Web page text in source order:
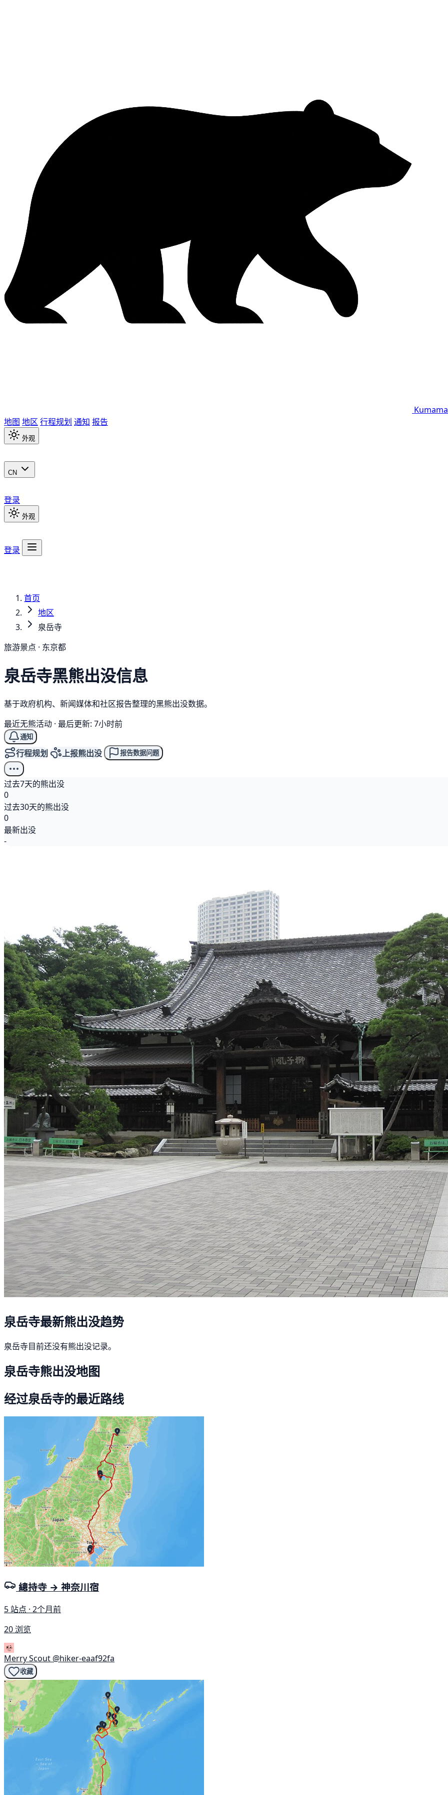
地图 地区 行程规划 通知 报告
外观
CN
登录
外观
登录
首页
地区
泉岳寺
旅游景点 · 东京都
泉岳寺黑熊出没信息
基于政府机构、新闻媒体和社区报告整理的黑熊出没数据。
最近无熊活动 · 最后更新: 7小时前
通知
行程规划 上报熊出没 报告数据问题
过去7天的熊出没
0
过去30天的熊出没
0
最新出没
-
泉岳寺最新熊出没趋势
泉岳寺目前还没有熊出没记录。
泉岳寺熊出没地图
经过泉岳寺的最近路线
總持寺 → 神奈川宿
5 站点 · 2个月前
20 浏览
Merry Scout @hiker-eaaf92fa
收藏